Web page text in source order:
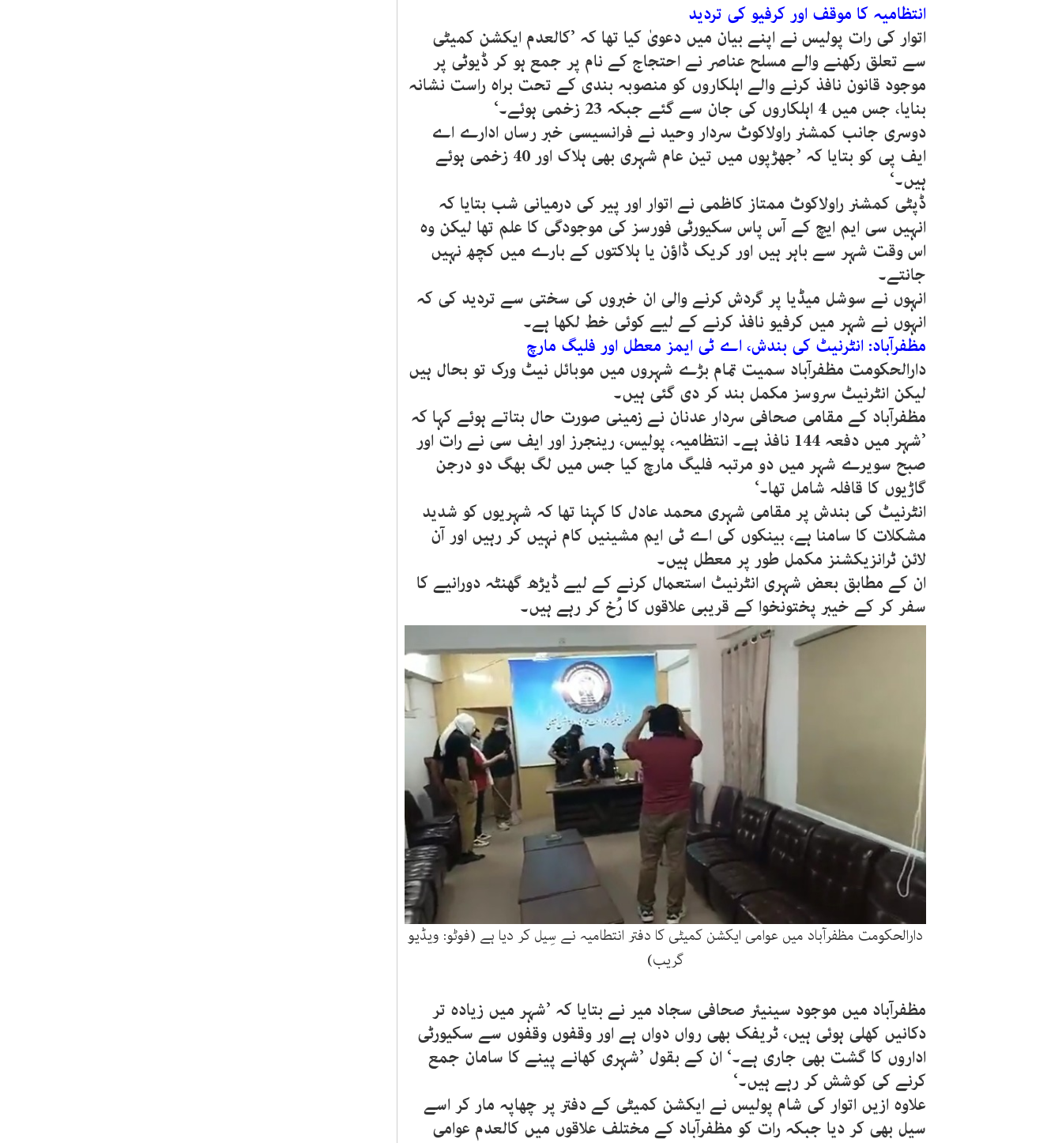
انتظامیہ کا موقف اور کرفیو کی تردید
اتوار کی رات پولیس نے اپنے بیان میں دعویٰ کیا تھا کہ ’کالعدم ایکشن کمیٹی
سے تعلق رکھنے والے مسلح عناصر نے احتجاج کے نام پر جمع ہو کر ڈیوٹی پر
موجود قانون نافذ کرنے والے اہلکاروں کو منصوبہ بندی کے تحت براہ راست نشانہ
بنایا، جس میں 4 اہلکاروں کی جان سے گئے جبکہ 23 زخمی ہوئے۔‘
دوسری جانب کمشنر راولاکوٹ سردار وحید نے فرانسیسی خبر رساں ادارے اے
ایف پی کو بتایا کہ ’جھڑپوں میں تین عام شہری بھی ہلاک اور 40 زخمی ہوئے
ہیں۔‘
ڈپٹی کمشنر راولاکوٹ ممتاز کاظمی نے اتوار اور پیر کی درمیانی شب بتایا کہ
انہیں سی ایم ایچ کے آس پاس سکیورٹی فورسز کی موجودگی کا علم تھا لیکن وہ
اس وقت شہر سے باہر ہیں اور کریک ڈاؤن یا ہلاکتوں کے بارے میں کچھ نہیں
جانتے۔
انہوں نے سوشل میڈیا پر گردش کرنے والی ان خبروں کی سختی سے تردید کی کہ
انہوں نے شہر میں کرفیو نافذ کرنے کے لیے کوئی خط لکھا ہے۔
مظفرآباد: انٹرنیٹ کی بندش، اے ٹی ایمز معطل اور فلیگ مارچ
دارالحکومت مظفرآباد سمیت تمام بڑے شہروں میں موبائل نیٹ ورک تو بحال ہیں
لیکن انٹرنیٹ سروسز مکمل بند کر دی گئی ہیں۔
مظفرآباد کے مقامی صحافی سردار عدنان نے زمینی صورت حال بتاتے ہوئے کہا کہ
’شہر میں دفعہ 144 نافذ ہے۔ انتظامیہ، پولیس، رینجرز اور ایف سی نے رات اور
صبح سویرے شہر میں دو مرتبہ فلیگ مارچ کیا جس میں لگ بھگ دو درجن
گاڑیوں کا قافلہ شامل تھا۔‘
انٹرنیٹ کی بندش پر مقامی شہری محمد عادل کا کہنا تھا کہ شہریوں کو شدید
مشکلات کا سامنا ہے، بینکوں کی اے ٹی ایم مشینیں کام نہیں کر رہیں اور آن
لائن ٹرانزیکشنز مکمل طور پر معطل ہیں۔
ان کے مطابق بعض شہری انٹرنیٹ استعمال کرنے کے لیے ڈیڑھ گھنٹہ دورانیے کا
سفر کر کے خیبر پختونخوا کے قریبی علاقوں کا رُخ کر رہے ہیں۔
دارالحکومت مظفرآباد میں عوامی ایکشن کمیٹی کا دفتر انتطامیہ نے سِیل کر دیا ہے (فوٹو: ویڈیو
گریب)
مظفرآباد میں موجود سینیئر صحافی سجاد میر نے بتایا کہ ’شہر میں زیادہ تر
دکانیں کھلی ہوئی ہیں، ٹریفک بھی رواں دواں ہے اور وقفوں وقفوں سے سکیورٹی
اداروں کا گشت بھی جاری ہے۔‘ ان کے بقول ’شہری کھانے پینے کا سامان جمع
کرنے کی کوشش کر رہے ہیں۔‘
علاوہ ازیں اتوار کی شام پولیس نے ایکشن کمیٹی کے دفتر پر چھاپہ مار کر اسے
سیل بھی کر دیا جبکہ رات کو مظفرآباد کے مختلف علاقوں میں کالعدم عوامی